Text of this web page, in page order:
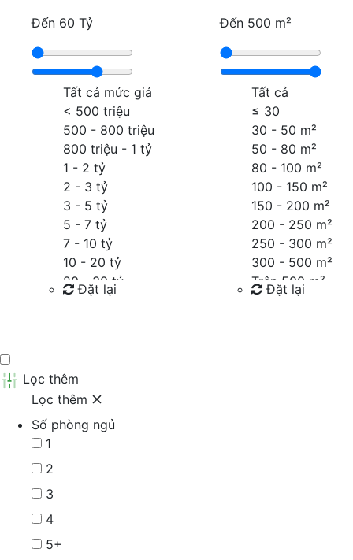
Đến 60 Tỷ
Tất cả mức giá
< 500 triệu
500 - 800 triệu
800 triệu - 1 tỷ
1 - 2 tỷ
2 - 3 tỷ
3 - 5 tỷ
5 - 7 tỷ
7 - 10 tỷ
10 - 20 tỷ
20 - 30 tỷ
30 - 40 tỷ
Đặt lại
Đến 500 m²
Tất cả
≤ 30
30 - 50 m²
50 - 80 m²
80 - 100 m²
100 - 150 m²
150 - 200 m²
200 - 250 m²
250 - 300 m²
300 - 500 m²
Trên 500 m²
Đặt lại
Lọc thêm
Lọc thêm
Số phòng ngủ
1
2
3
4
5+